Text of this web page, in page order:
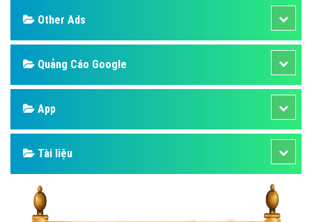
Other Ads
Quảng Cáo Google
App
Tài liệu